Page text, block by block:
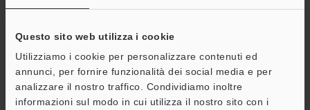
Questo sito web utilizza i cookie
Utilizziamo i cookie per personalizzare contenuti ed
annunci, per fornire funzionalità dei social media e per
analizzare il nostro traffico. Condividiamo inoltre
informazioni sul modo in cui utilizza il nostro sito con i
Monitor LCD Dimensioni
Dimensioni dello schermo